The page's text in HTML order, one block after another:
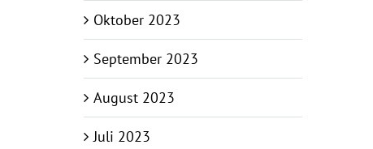
Oktober 2023
September 2023
August 2023
Juli 2023